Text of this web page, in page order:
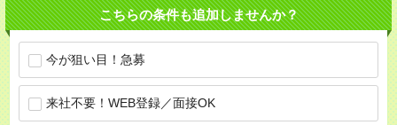
こちらの条件も追加しませんか？
今が狙い目！急募
来社不要！WEB登録／面接OK